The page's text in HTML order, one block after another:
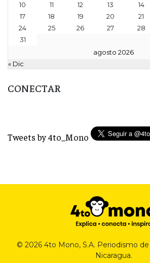
agosto 2026
10
11 12 13 14
17
18 19 20 21
24
25 26 27 28
31
« Dic
CONECTAR
Tweets by 4to_Mono
© 2026 4to Mono, S.A. Periodismo
Nicaragua.